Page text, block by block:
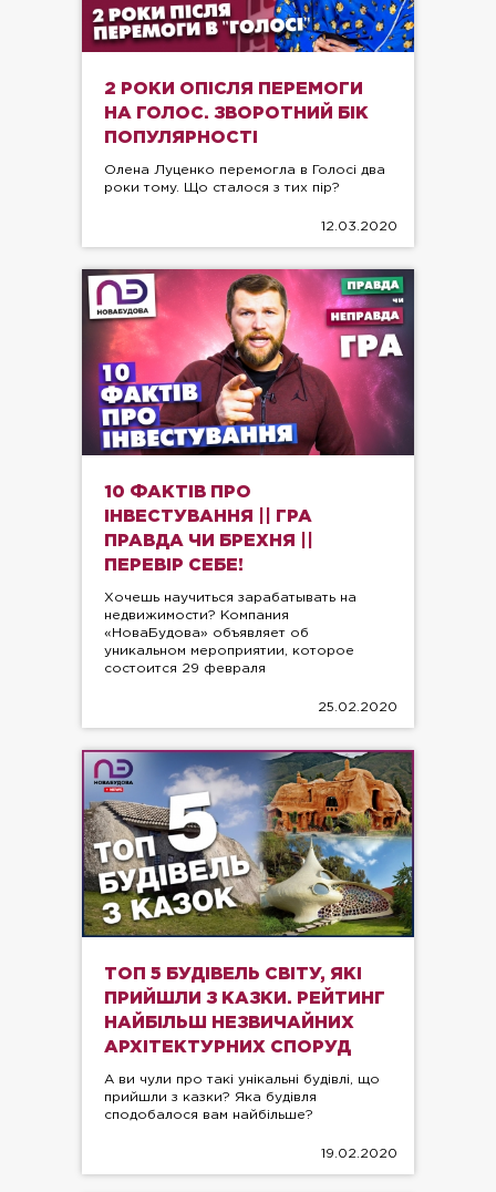
2 РОКИ ОПІСЛЯ ПЕРЕМОГИ
НА ГОЛОС. ЗВОРОТНИЙ БІК
ПОПУЛЯРНОСТІ
Олена Луценко перемогла в Голосі два
роки тому. Що сталося з тих пір?
12.03.2020
10 ФАКТІВ ПРО
ІНВЕСТУВАННЯ || ГРА
ПРАВДА ЧИ БРЕХНЯ ||
ПЕРЕВІР СЕБЕ!
Хочешь научиться зарабатывать на
недвижимости? Компания
«НоваБудова» объявляет об
уникальном мероприятии, которое
состоится 29 февраля
25.02.2020
ТОП 5 БУДІВЕЛЬ СВІТУ, ЯКІ
ПРИЙШЛИ З КАЗКИ. РЕЙТИНГ
НАЙБІЛЬШ НЕЗВИЧАЙНИХ
АРХІТЕКТУРНИХ СПОРУД
А ви чули про такі унікальні будівлі, що
прийшли з казки? Яка будівля
сподобалося вам найбільше?
19.02.2020